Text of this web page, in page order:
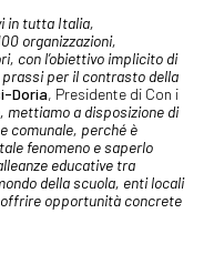
in tutta Italia,
organizzazioni,
con l’obiettivo implicito di
prassi per il contrasto della
Doria, Presidente di Con i
mettiamo a disposizione di
comunale, perché è
fenomeno e saperlo
educative tra
della scuola, enti locali
opportunità concrete